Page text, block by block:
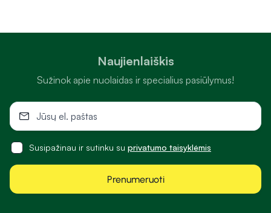
Naujienlaiškis
Sužinok apie nuolaidas ir specialius pasiūlymus!
Susipažinau ir sutinku su privatumo taisyklėmis
Prenumeruoti